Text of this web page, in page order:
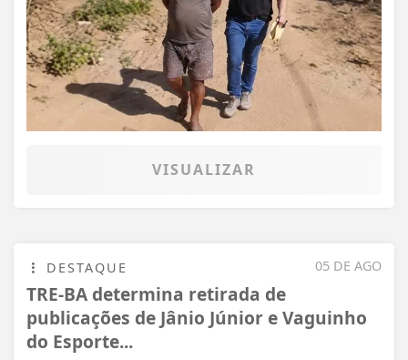
VISUALIZAR
05 DE AGO
DESTAQUE
TRE-BA determina retirada de
publicações de Jânio Júnior e Vaguinho
do Esporte...